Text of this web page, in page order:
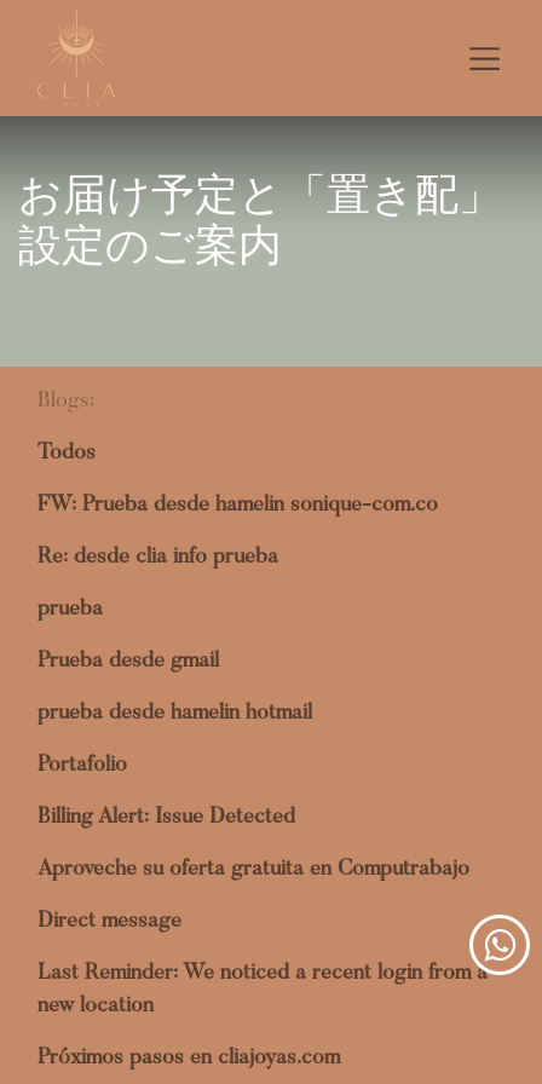
お届け予定と‌「置⁠き配」
設定のご案内
Blogs:
Todos
FW: Prueba desde hamelin sonique-com.co
Re: desde clia info prueba
prueba
Prueba desde gmail
prueba desde hamelin hotmail
Portafolio
Billing Alert: Issue Detected
Aproveche su oferta gratuita en Computrabajo
Direct message
Last Reminder: We noticed a recent login from a
new location
Próximos pasos en cliajoyas.com